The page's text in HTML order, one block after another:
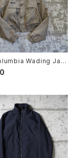
Wading Jac